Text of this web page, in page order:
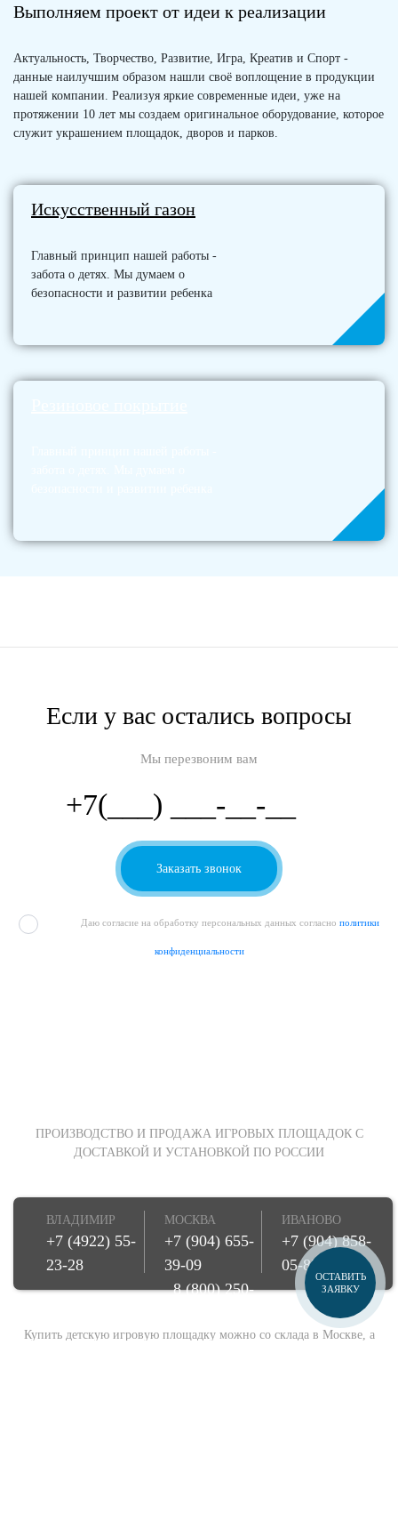
Выполняем проект от идеи к реализации
Актуальность, Творчество, Развитие, Игра, Креатив и Спорт -
данные наилучшим образом нашли своё воплощение в продукции
нашей компании. Реализуя яркие современные идеи, уже на
протяжении 10 лет мы создаем оригинальное оборудование, которое
служит украшением площадок, дворов и парков.
Искусственный газон
Главный принцип нашей работы -
забота о детях. Мы думаем о
безопасности и развитии ребенка
Если у вас остались вопросы
Мы перезвоним вам
Даю согласие на обработку персональных данных согласно политики
конфиденциальности
ПРОИЗВОДСТВО И ПРОДАЖА ИГРОВЫХ ПЛОЩАДОК С
ДОСТАВКОЙ И УСТАНОВКОЙ ПО РОССИИ
ВЛАДИМИР
+7 (4922) 55-
23-28
МОСКВА
+7 (904) 655-
39-09
8 (800) 250-
ИВАНОВО
+7 (904) 858-
05-85
Купить детскую игровую площадку можно со склада в Москве, а
ОСТАВИТЬ
ЗАЯВКУ